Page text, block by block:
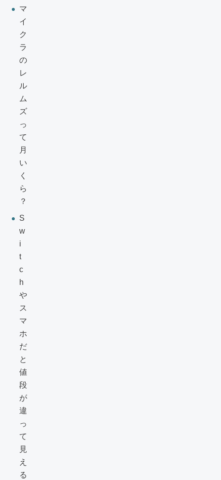
マ
イ
ク
ラ
の
レ
ル
ム
ズ
っ
て
月
い
く
ら
？
S
w
i
t
c
h
や
ス
マ
ホ
だ
と
値
段
が
違
っ
て
見
え
る